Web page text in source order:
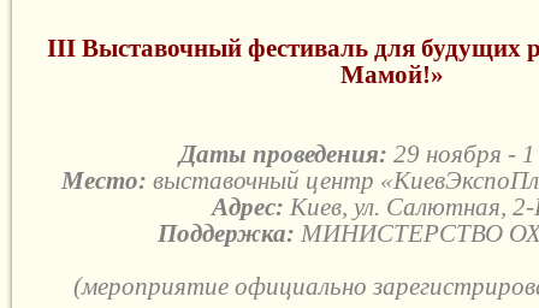
III Выставочный фестиваль для будущих
Мамой!»
Даты проведения: 29 ноября -
Место: выставочный центр
Адрес: Киев, ул. Салютная,
Поддержка: МИНИСТЕРСТВО
(мероприятие официально